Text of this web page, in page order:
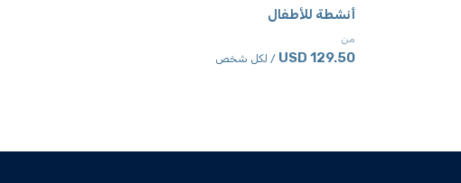
وورلد أبوظبي
أنشطة للأطفال
من
129.50 USD / لكل شخص